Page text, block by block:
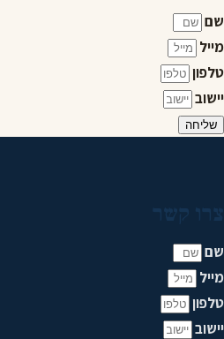
שם
מייל
טלפון
יישוב
שליחה
צרו קשר
שם
מייל
טלפון
יישוב